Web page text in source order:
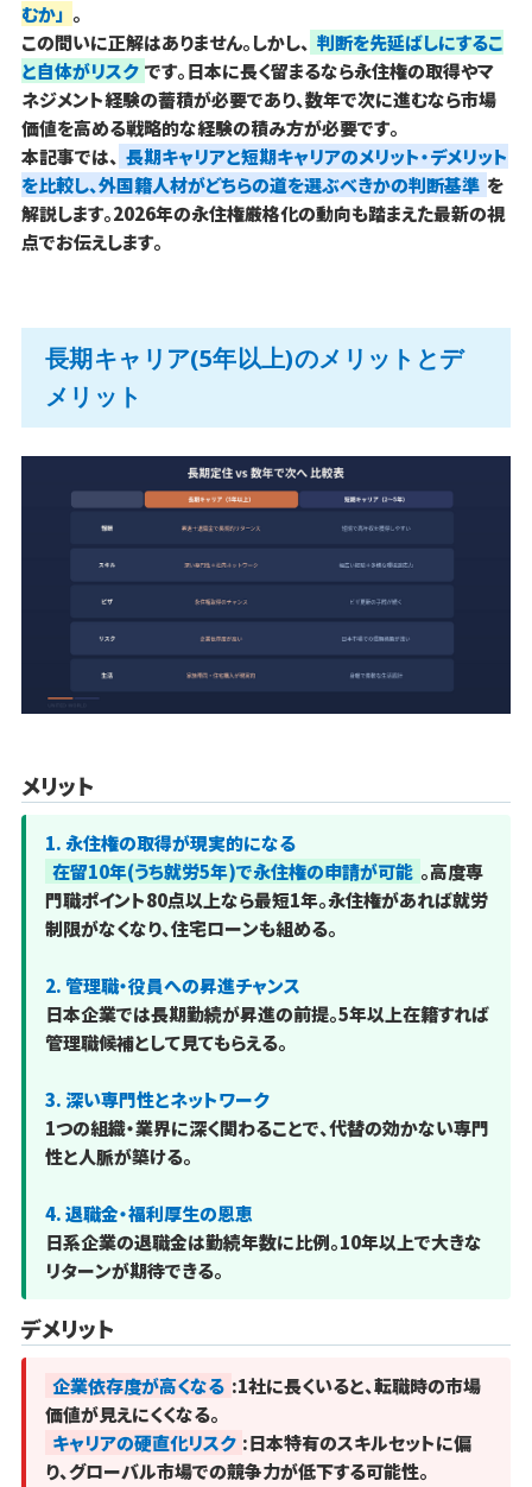
むか」 。
この問いに正解はありません。しかし、 判断を先延ばしにするこ
と自体がリスク です。日本に長く留まるなら永住権の取得やマ
ネジメント経験の蓄積が必要であり、数年で次に進むなら市場
価値を高める戦略的な経験の積み方が必要です。
本記事では、 長期キャリアと短期キャリアのメリット・デメリット
を比較し、外国籍人材がどちらの道を選ぶべきかの判断基準 を
解説します。2026年の永住権厳格化の動向も踏まえた最新の視
点でお伝えします。
長期キャリア(5年以上)のメリットとデ
メリット
メリット
1. 永住権の取得が現実的になる
在留10年(うち就労5年)で永住権の申請が可能 。高度専
門職ポイント80点以上なら最短1年。永住権があれば就労
制限がなくなり、住宅ローンも組める。
2. 管理職・役員への昇進チャンス
日本企業では長期勤続が昇進の前提。5年以上在籍すれば
管理職候補として見てもらえる。
3. 深い専門性とネットワーク
1つの組織・業界に深く関わることで、代替の効かない専門
性と人脈が築ける。
4. 退職金・福利厚生の恩恵
日系企業の退職金は勤続年数に比例。10年以上で大きな
リターンが期待できる。
デメリット
企業依存度が高くなる :1社に長くいると、転職時の市場
価値が見えにくくなる。
キャリアの硬直化リスク :日本特有のスキルセットに偏
り、グローバル市場での競争力が低下する可能性。